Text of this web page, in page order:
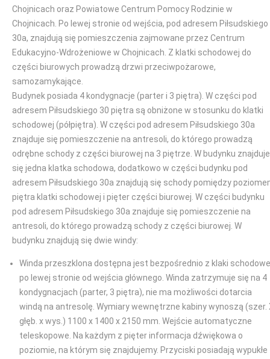
Chojnicach oraz Powiatowe Centrum Pomocy Rodzinie w
Chojnicach. Po lewej stronie od wejścia, pod adresem Piłsudskiego
30a, znajdują się pomieszczenia zajmowane przez Centrum
Edukacyjno-Wdrożeniowe w Chojnicach. Z klatki schodowej do
części biurowych prowadzą drzwi przeciwpożarowe,
samozamykające.
Budynek posiada 4 kondygnacje (parter i 3 piętra). W części pod
adresem Piłsudskiego 30 piętra są obniżone w stosunku do klatki
schodowej (półpiętra). W części pod adresem Piłsudskiego 30a
znajduje się pomieszczenie na antresoli, do którego prowadzą
odrębne schody z części biurowej na 3 piętrze. W budynku znajduje
się jedna klatka schodowa, dodatkowo w części budynku pod
adresem Piłsudskiego 30a znajdują się schody pomiędzy
piętra klatki schodowej i pięter części biurowej. W części budynku
pod adresem Piłsudskiego 30a znajduje się pomieszczenie na
antresoli, do którego prowadzą schody z części biurowej. W
budynku znajdują się dwie windy:
Winda przeszklona dostępna jest bezpośrednio z klaki
po lewej stronie od wejścia głównego. Winda zatrzymuje się na 4
kondygnacjach (parter, 3 piętra), nie ma możliwości dotarcia
windą na antresolę. Wymiary wewnętrzne kabiny wynoszą (szer.
głęb. x wys.) 1100 x 1400 x 2150 mm. Wejście automatyczne
teleskopowe. Na każdym z pięter informacja dźwiękowa o
poziomie, na którym się znajdujemy. Przyciski posiadają wypukłe